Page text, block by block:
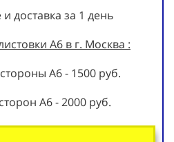
доставка за 1 день
А6 в г. Москва :
А6 - 1500 руб.
А6 - 2000 руб.